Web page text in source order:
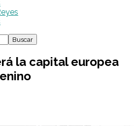
la capital europea